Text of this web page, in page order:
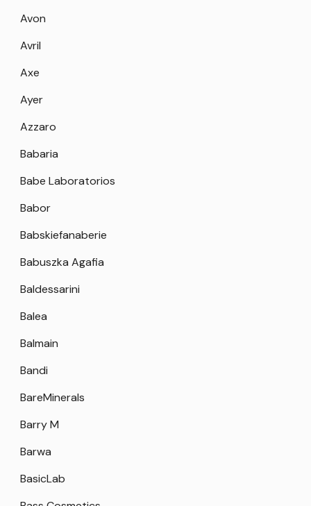
Avon
Avril
Axe
Ayer
Azzaro
Babaria
Babe Laboratorios
Babor
Babskiefanaberie
Babuszka Agafia
Baldessarini
Balea
Balmain
Bandi
BareMinerals
Barry M
Barwa
BasicLab